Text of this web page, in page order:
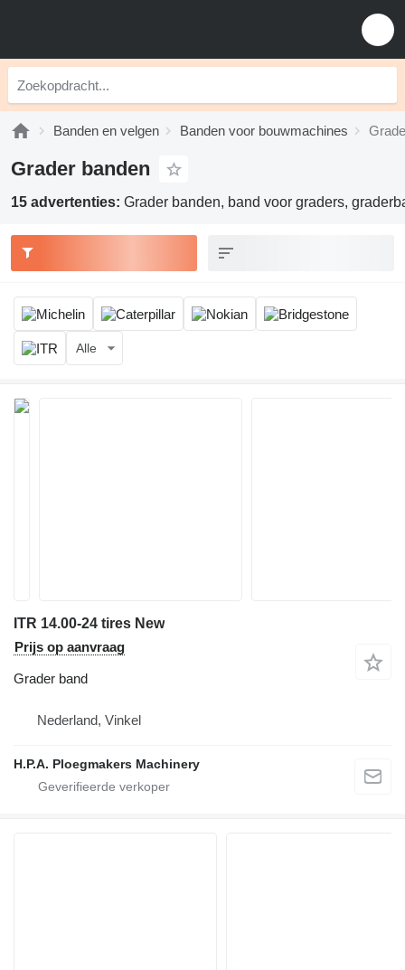
Banden en velgen Banden voor bouwmachines
Grader banden
15 advertenties: Grader banden, band voor graders,
Alle
ITR 14.00-24 tires New
Prijs op aanvraag
Grader band
Nederland, Vinkel
H.P.A. Ploegmakers Machinery